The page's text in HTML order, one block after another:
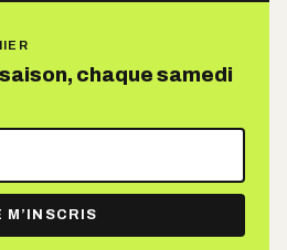
chaque samedi
M’INSCRIS